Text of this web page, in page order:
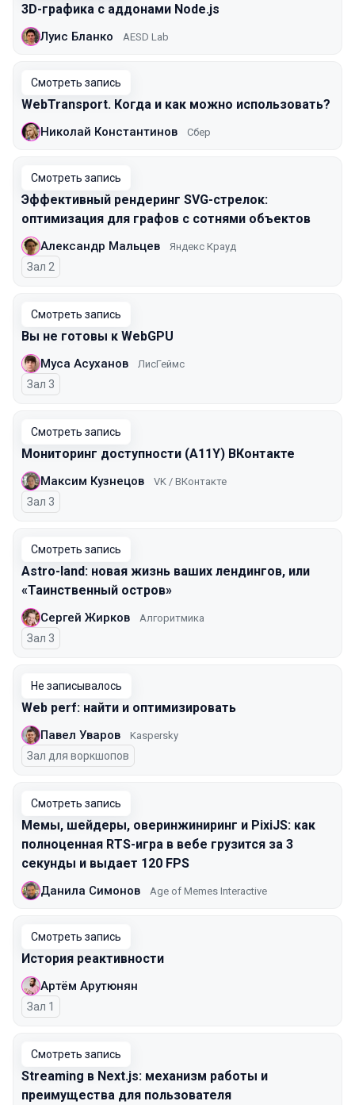
3D-графика с аддонами Node.js
Луис Бланко AESD Lab
Смотреть запись
WebTransport. Когда и как можно использовать?
Николай Константинов Сбер
Смотреть запись
Эффективный рендеринг SVG-стрелок:
оптимизация для графов с сотнями объектов
Александр Мальцев Яндекс Крауд
Зал 2
Смотреть запись
Вы не готовы к WebGPU
Муса Асуханов ЛисГеймс
Зал 3
Смотреть запись
Мониторинг доступности (A11Y) ВКонтакте
Максим Кузнецов VK / ВКонтакте
Зал 3
Смотреть запись
Astro-land: новая жизнь ваших лендингов, или
«Таинственный остров»
Сергей Жирков Алгоритмика
Зал 3
Не записывалось
Web perf: найти и оптимизировать
Павел Уваров Kaspersky
Зал для воркшопов
Смотреть запись
Мемы, шейдеры, оверинжиниринг и PixiJS: как
полноценная RTS-игра в вебе грузится за 3
секунды и выдает 120 FPS
Данила Симонов Age of Memes Interactive
Смотреть запись
История реактивности
Артём Арутюнян
Зал 1
Смотреть запись
Streaming в Next.js: механизм работы и
преимущества для пользователя